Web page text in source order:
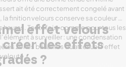
ait été correctement congelé avant
finition velours conserve sa couleur et
heures. Toutefois, comme pour tous les
à surveiller : une condensation
zones brillantes ou atténuer l’effet
velouté.
effet velours
des effets
?